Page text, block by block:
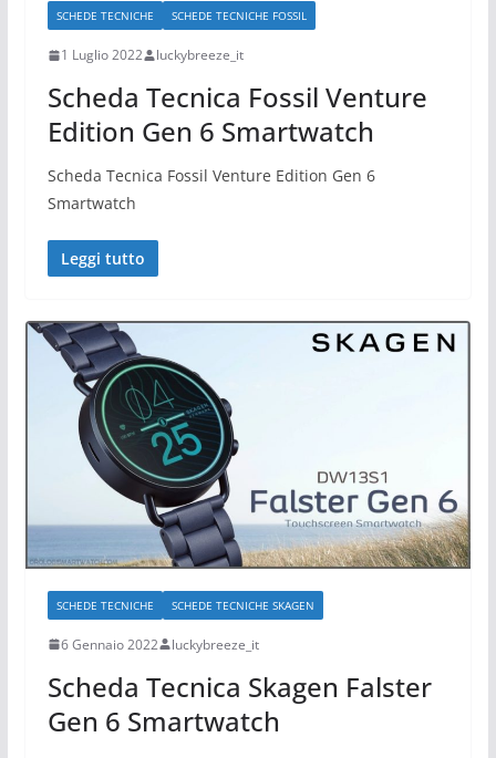
SCHEDE TECNICHE SCHEDE TECNICHE FOSSIL
1 Luglio 2022 luckybreeze_it
Scheda Tecnica Fossil Venture
Edition Gen 6 Smartwatch
Scheda Tecnica Fossil Venture Edition Gen 6
Smartwatch
Leggi tutto
SCHEDE TECNICHE SCHEDE TECNICHE SKAGEN
6 Gennaio 2022 luckybreeze_it
Scheda Tecnica Skagen Falster
Gen 6 Smartwatch